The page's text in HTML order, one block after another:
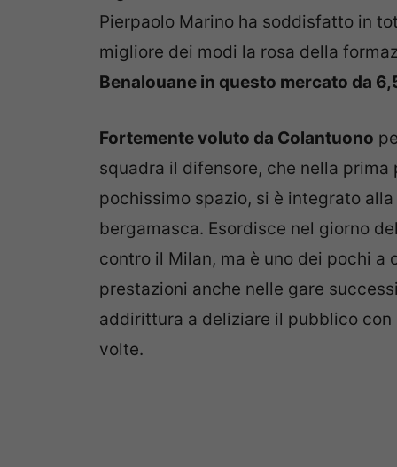
Pierpaolo Marino ha soddisfatto in
migliore dei modi la rosa della
Benalouane in questo mercato da
Fortemente voluto da Colantuono
squadra il difensore, che nella
pochissimo spazio, si è integrato
bergamasca. Esordisce nel giorno
contro il Milan, ma è uno dei pochi a
prestazioni anche nelle gare
addirittura a deliziare il pubblico con
volte.